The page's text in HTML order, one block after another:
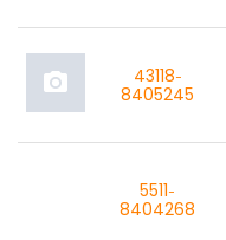
photo_camera
43118-
8405245
5511-
8404268